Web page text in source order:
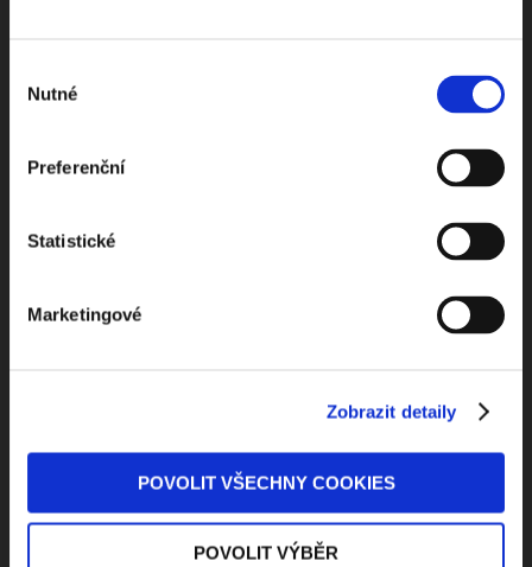
souhlasu
Nutné
Preferenční
Statistické
Marketingové
Zobrazit detaily
POVOLIT VŠECHNY COOKIES
POVOLIT VÝBĚR
Kontaktuje nás